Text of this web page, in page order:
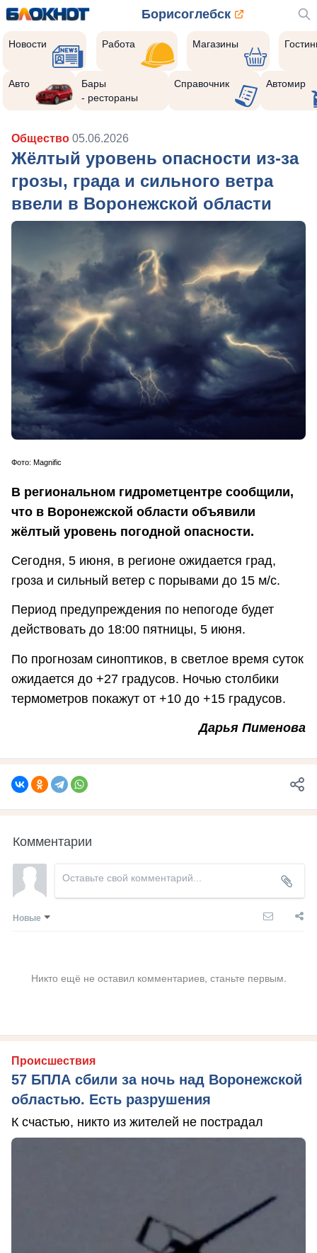
Борисоглебск
Новости Работа Магазины
Авто
Бары
- рестораны
Справочник Автомир
Общество 05.06.2026
Жёлтый уровень опасности из-за
грозы, града и сильного ветра
ввели в Воронежской области
Фото: Маgnific
В региональном гидрометцентре сообщили,
что в Воронежской области объявили
жёлтый уровень погодной опасности.
Сегодня, 5 июня, в регионе ожидается град,
гроза и сильный ветер с порывами до 15 м/с.
Период предупреждения по непогоде будет
действовать до 18:00 пятницы, 5 июня.
По прогнозам синоптиков, в светлое время суток
ожидается до +27 градусов. Ночью столбики
термометров покажут от +10 до +15 градусов.
Дарья Пименова
Комментарии
Новые
Никто ещё не оставил комментариев, станьте первым.
Происшествия
57 БПЛА сбили за ночь над Воронежской
областью. Есть разрушения
К счастью, никто из жителей не пострадал